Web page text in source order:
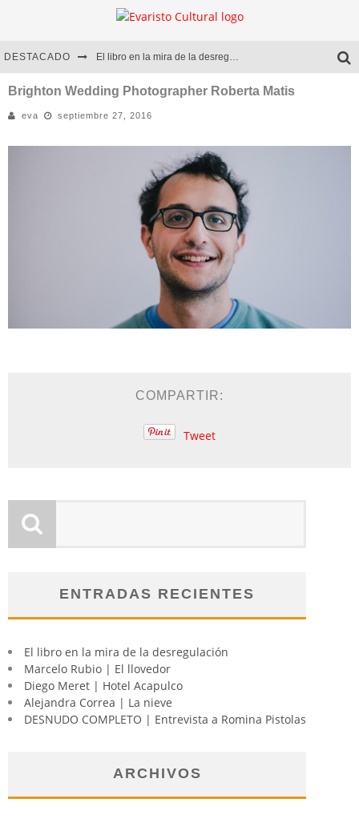
DESTACADO El libro en la mira de la desregulación
Marcelo Rubio | El llovedor
Diego Meret | Hotel Acapulco
Alejandra Correa | La nieve
Brighton Wedding Photographer Roberta Matis
eva septiembre 27, 2016
COMPARTIR:
Tweet
ENTRADAS RECIENTES
El libro en la mira de la desregulación
Marcelo Rubio | El llovedor
Diego Meret | Hotel Acapulco
Alejandra Correa | La nieve
DESNUDO COMPLETO | Entrevista a Romina Pistolas
ARCHIVOS